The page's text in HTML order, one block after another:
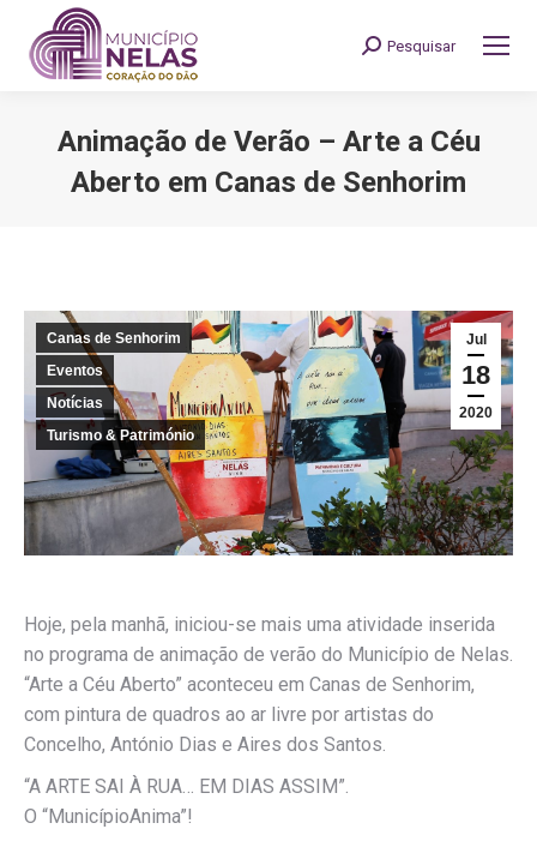
Search:
Pesquisar
Animação de Verão – Arte a Céu
Aberto em Canas de Senhorim
Jul
18
2020
Canas de Senhorim
Eventos
Notícias
Turismo & Património
Hoje, pela manhã, iniciou-se mais uma atividade inserida
no programa de animação de verão do Município de Nelas.
“Arte a Céu Aberto” aconteceu em Canas de Senhorim,
com pintura de quadros ao ar livre por artistas do
Concelho, António Dias e Aires dos Santos.
“A ARTE SAI À RUA… EM DIAS ASSIM”.
O “MunicípioAnima”!